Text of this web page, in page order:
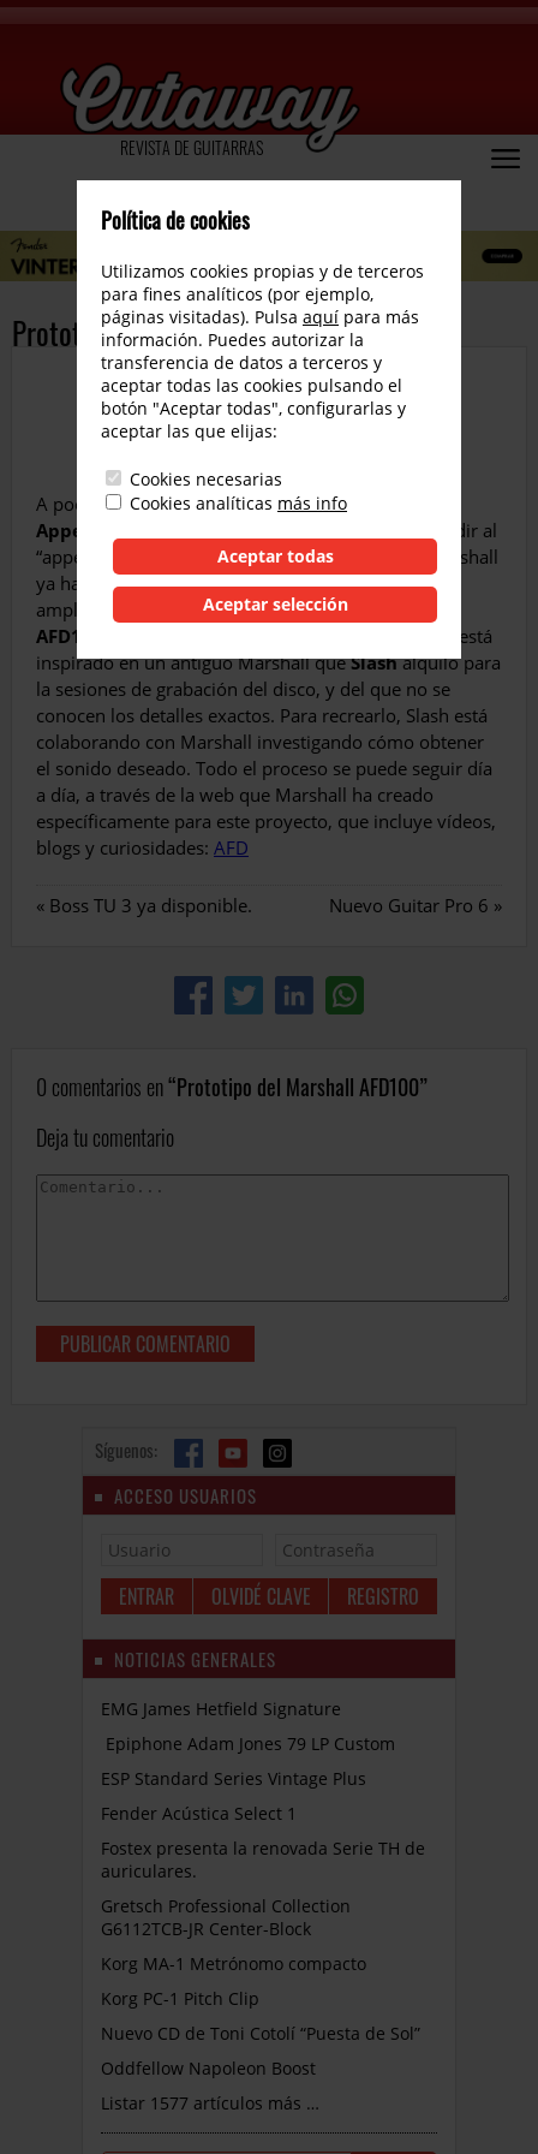
REVISTA DE GUITARRAS
Prototipo del Marshall AFD100
A pocos meses del lanzamiento de laGibson Slash
Appetite Les Paul
, la guitarra construida para rendir al
“appetite for destruction” de los Guns n’ Roses, Marshall
ya ha mostrado imágenes del primer prototipo del
amplificador que le hará compañía, el
AFD100
(Appetite For Destruction). El amplificador está
inspirado en un antiguo Marshall queSlashalquiló para
la sesiones de grabación del disco, y del que no se
conocen los detalles exactos. Para recrearlo, Slash está
colaborando con Marshall investigando cómo obtener
el sonido deseado. Todo el proceso se puede seguir día
a día, a través de la web que Marshall ha creado
específicamente para este proyecto, que incluye vídeos,
blogs y curiosidades: AFD
« Boss TU 3 ya disponible. Nuevo Guitar Pro 6 »
0 comentarios en Prototipo del Marshall AFD100
Deja tu comentario
Síguenos:
ACCESO USUARIOS
OLVIDÉ CLAVE REGISTRO
NOTICIAS GENERALES
EMG James Hetfield Signature
Epiphone Adam Jones 79 LP Custom
ESP Standard Series Vintage Plus
Fender Acústica Select 1
Fostex presenta la renovada Serie TH de
auriculares.
Gretsch Professional Collection
G6112TCB-JR Center-Block
Korg MA-1 Metrónomo compacto
Korg PC-1 Pitch Clip
Nuevo CD de Toni Cotolí “Puesta de Sol”
Oddfellow Napoleon Boost
Listar 1577 artículos más …
Política de cookies
Utilizamos cookies propias y de terceros
para fines analíticos (por ejemplo,
páginas visitadas). Pulsa aquí para más
información. Puedes autorizar la
transferencia de datos a terceros y
aceptar todas las cookies pulsando el
botón "Aceptar todas", configurarlas y
aceptar las que elijas:
Cookies necesarias
Cookies analíticas más info
Aceptar todas
Aceptar selección